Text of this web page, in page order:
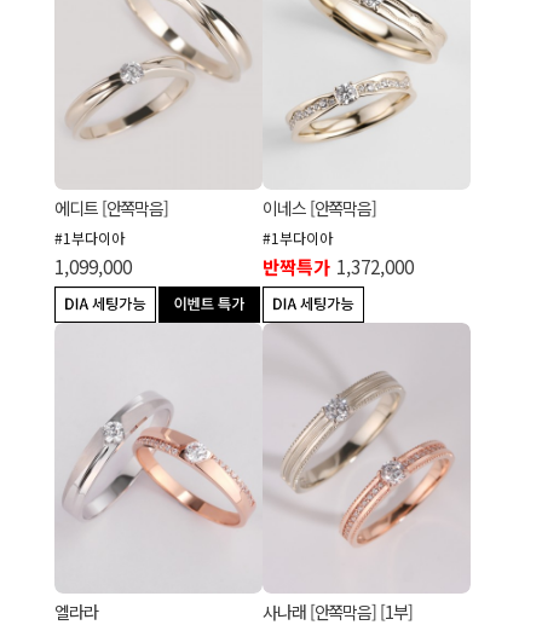
에디트 [안쪽막음]
#1부다이아
1,099,000
이네스 [안쪽막음]
#1부다이아
반짝특가 1,372,000
엘라라 사나래 [안쪽막음] [1부]